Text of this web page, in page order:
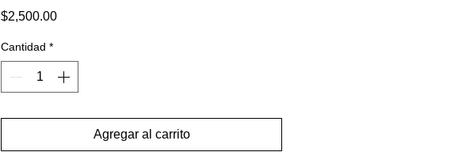
$2,500.00Precio
Cantidad *
Agregar al carrito